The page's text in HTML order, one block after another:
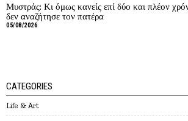
Μυστράς: Κι όμως κανείς επί δύο και πλέον
δεν αναζήτησε τον πατέρα
05/08/2026
CATEGORIES
Life & Art